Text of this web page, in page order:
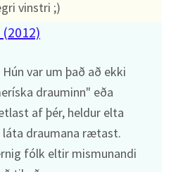
vinstri ;)
var um það að ekki
drauminn" eða
af þér, heldur elta
láta draumana rætast.
fólk eltir mismunandi